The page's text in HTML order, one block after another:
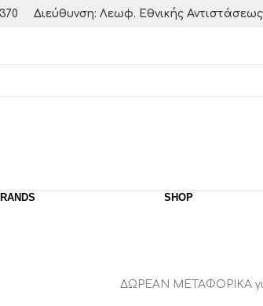
Διεύθυνση: Λεωφ. Εθνικής
SHOP
ΔΩΡΕΑΝ ΜΕΤΑΦΟΡΙΚΑ